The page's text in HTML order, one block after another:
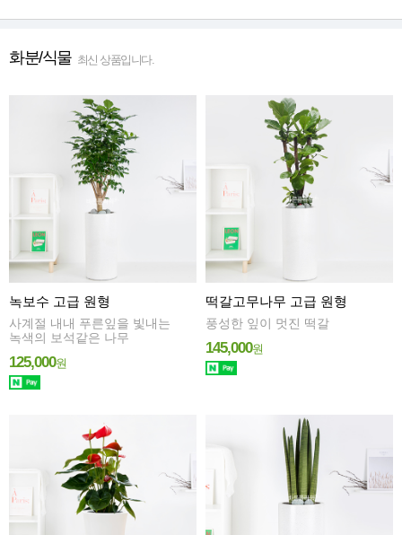
화분/식물 최신 상품입니다.
녹보수 고급 원형
사계절 내내 푸른잎을 빛내는
녹색의 보석같은 나무
125,000원
떡갈고무나무 고급 원형
풍성한 잎이 멋진 떡갈
145,000원